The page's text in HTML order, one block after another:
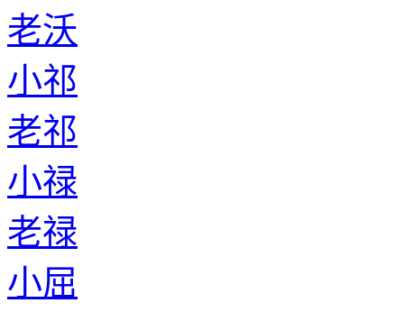
老沃
小祁
老祁
小禄
老禄
小屈